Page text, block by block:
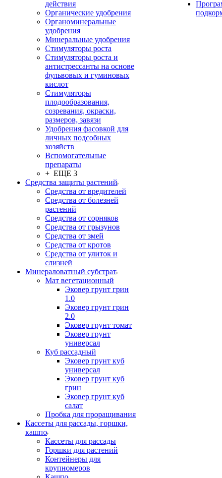
действия
Органические удобрения
Органоминеральные
удобрения
Минеральные удобрения
Стимуляторы роста
Стимуляторы роста и
антистрессанты на основе
фульвовых и гуминовых
кислот
Стимуляторы
плодообразования,
созревания, окраски,
размеров, завязи
Удобрения фасовкой для
личных подсобных
хозяйств
Вспомогательные
препараты
+ ЕЩЕ 3
Средства защиты растений
Средства от вредителей
Средства от болезней
растений
Средства от сорняков
Средства от грызунов
Средства от змей
Средства от кротов
Средства от улиток и
слизней
Минераловатный субстрат
Мат вегетационный
Эковер грунт грин
1.0
Эковер грунт грин
2.0
Эковер грунт томат
Эковер грунт
универсал
Куб рассадный
Эковер грунт куб
универсал
Эковер грунт куб
грин
Эковер грунт куб
салат
Пробка для проращивания
Кассеты для рассады, горшки,
кашпо
Кассеты для рассады
Горшки для растений
Контейнеры для
крупномеров